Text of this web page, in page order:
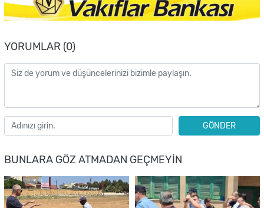
YORUMLAR (0)
GÖNDER
BUNLARA GÖZ ATMADAN GEÇMEYIN